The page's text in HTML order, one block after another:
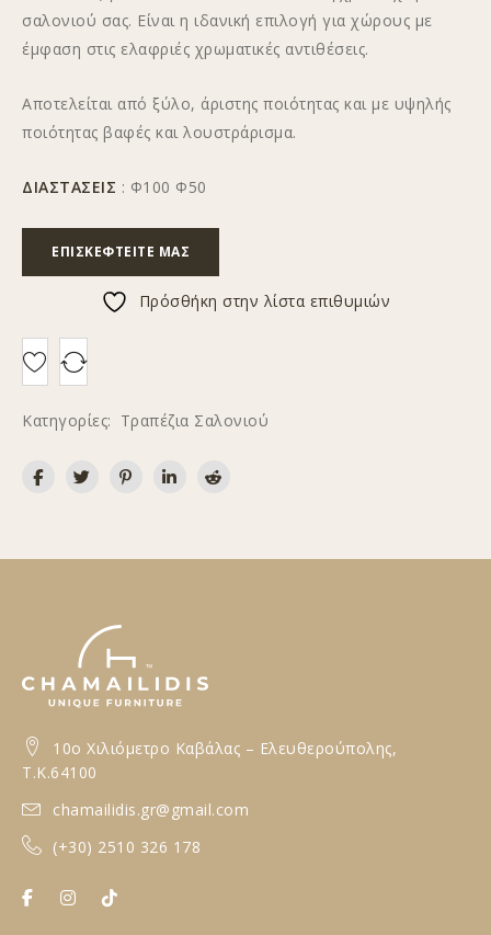
σαλονιού σας. Είναι η ιδανική επιλογή για χώρους με
έμφαση στις ελαφριές χρωματικές αντιθέσεις.
Αποτελείται από ξύλο, άριστης ποιότητας και με υψηλής
ποιότητας βαφές και λουστράρισμα.
ΔΙΑΣΤΑΣΕΙΣ : Φ100 Φ50
ΕΠΙΣΚΕΦΤΕΊΤΕ ΜΑΣ
Πρόσθήκη στην λίστα επιθυμιών
Κατηγορίες: Τραπέζια Σαλονιού
10ο Xιλιόμετρο Καβάλας – Ελευθερούπολης,
T.K.64100
chamailidis.gr@gmail.com
(+30) 2510 326 178